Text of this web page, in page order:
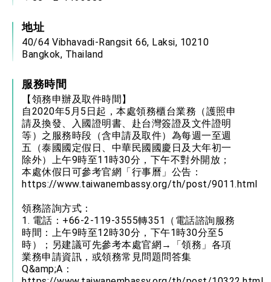
地址
40/64 Vibhavadi-Rangsit 66, Laksi, 10210
Bangkok, Thailand
服務時間
【領務申辦及取件時間】
自2020年5月5日起，本處領務櫃台業務（護照申
請及換發、入國證明書、赴台灣簽證及文件證明
等）之服務時段（含申請及取件）為每週一至週
五（泰國國定假日、中華民國國慶日及大年初一
除外）上午9時至11時30分，下午不對外開放；
本處休假日可參考官網「行事曆」公告：
https://www.taiwanembassy.org/th/post/9011.html
領務諮詢方式：
1. 電話：+66-2-119-3555轉351（電話諮詢服務
時間：上午9時至12時30分，下午1時30分至5
時）；另建議可先參考本處官網→「領務」各項
業務申請資訊，或領務常見問題問答集
Q&amp;A：